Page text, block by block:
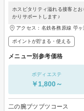
ホスピタリティ溢れる接客と
かりサポートします♪
アクセス：名鉄各務原線 苧
ポイントが貯まる・使える
メニュー別参考価格
ボディエステ
￥1,800～
二の腕ブツブツコース